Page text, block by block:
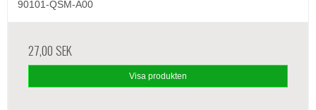
90101-QSM-A00
27,00 SEK
Visa produkten